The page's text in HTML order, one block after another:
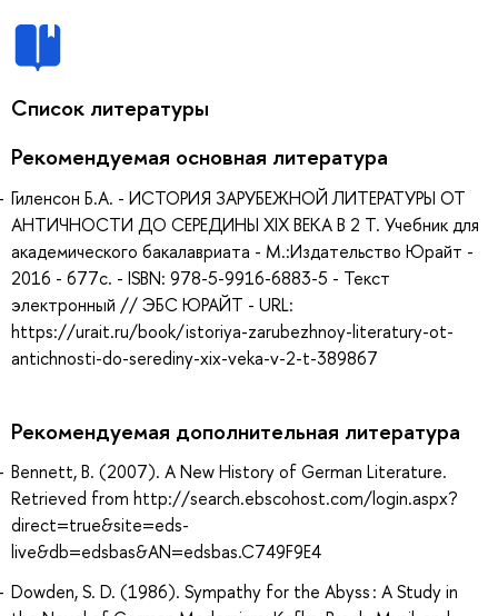
Список литературы
Рекомендуемая основная литература
Гиленсон Б.А. - ИСТОРИЯ ЗАРУБЕЖНОЙ ЛИТЕРАТУРЫ ОТ
АНТИЧНОСТИ ДО СЕРЕДИНЫ XIX ВЕКА В 2 Т. Учебник для
академического бакалавриата - М.:Издательство Юрайт -
2016 - 677с. - ISBN: 978-5-9916-6883-5 - Текст
электронный // ЭБС ЮРАЙТ - URL:
https://urait.ru/book/istoriya-zarubezhnoy-literatury-ot-
antichnosti-do-serediny-xix-veka-v-2-t-389867
Рекомендуемая дополнительная литература
Bennett, B. (2007). A New History of German Literature.
Retrieved from http://search.ebscohost.com/login.aspx?
direct=true&site=eds-
live&db=edsbas&AN=edsbas.C749F9E4
Dowden, S. D. (1986). Sympathy for the Abyss : A Study in